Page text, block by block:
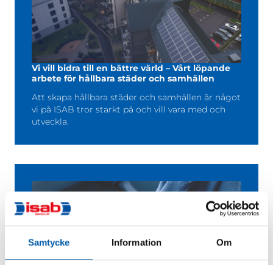
Samtycke Information Om
Vi vill bidra till en bättre värld – Vårt löpande
arbete för hållbara städer och samhällen
Att skapa hållbara städer och samhällen är något
vi på ISAB tror starkt på och vill vara med och
utveckla.